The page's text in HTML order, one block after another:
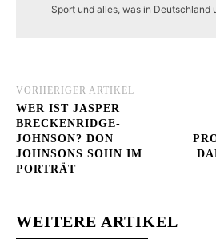
Sport und alles, was in Deutschland
VORHERIGER ARTIKEL
WER IST JASPER
BRECKENRIDGE-
JOHNSON? DON
JOHNSONS SOHN IM
PORTRÄT
WEITERE ARTIKEL